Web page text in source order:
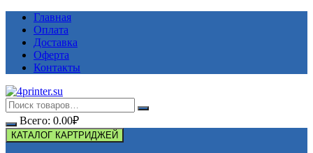
Перейти
содержимому
Главная
Оплата
Доставка
Оферта
Контакты
Всего: 0.00₽
КАТАЛОГ КАРТРИДЖЕЙ